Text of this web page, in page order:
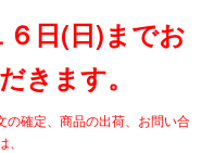
６日(日)までお
きます。
確定、商品の出荷、お問い合